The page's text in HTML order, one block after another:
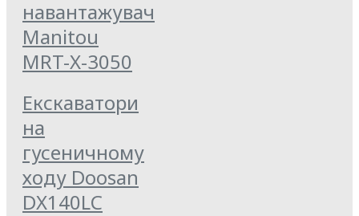
навантажувач
Manitou
MRT-X-3050
Екскаватори
на
гусеничному
ходу Doosan
DX140LC